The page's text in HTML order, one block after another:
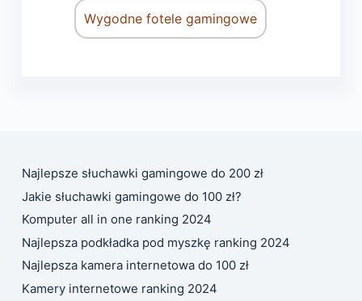
Wygodne fotele gamingowe
Najlepsze słuchawki gamingowe do 200 zł
Jakie słuchawki gamingowe do 100 zł?
Komputer all in one ranking 2024
Najlepsza podkładka pod myszkę ranking 2024
Najlepsza kamera internetowa do 100 zł
Kamery internetowe ranking 2024